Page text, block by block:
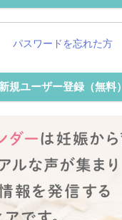
パスワードを忘れた方
新規ユーザー登録（無料）